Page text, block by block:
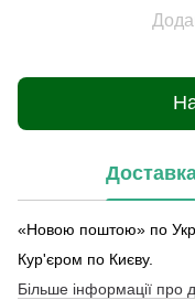
«Новою поштою» по
Кур'єром по Києву.
Більше інформації про